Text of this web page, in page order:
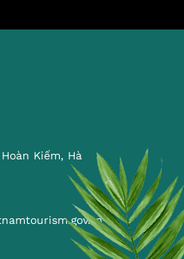
Kiếm, Hà